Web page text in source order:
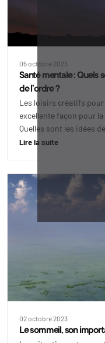
05 octobre 2023
Santé mentale : Quels
de l’ordre ?
Les loisirs créatifs pour
excellente façon pour
Quelles sont les idées
Lire la suite
02 octobre 2023
Le sommeil, son